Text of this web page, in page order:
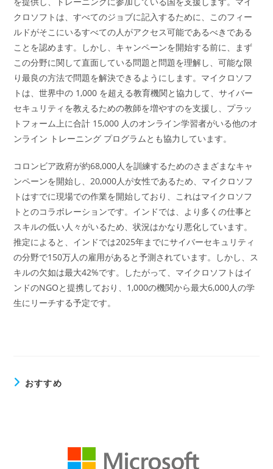
クロソフトは、すべてのジョブに記入するために、このフィー
ルドがそこにいるすべての人がアクセス可能であるべきである
ことを認めます。しかし、キャンペーンを開始する前に、まず
この分野に関して直面している問題と問題を理解し、可能な限
り最良の方法で問題を解決できるようにします。マイクロソフ
トは、世界中の 1,000 を超える教育機関と協力して、サイバー
セキュリティを教えるための教師を増やすのを支援し、プラッ
トフォーム上に合計 15,000 人のオンライン学習者がいる他のオ
ンライン トレーニング プログラムとも協力しています。
コロンビア政府が約68,000人を訓練するためのさまざまなキャ
ンペーンを開始し、20,000人が女性であるため、マイクロソフ
トはすでに現場での作業を開始しており、これはマイクロソフ
トとのコラボレーションです。インドでは、より多くの仕事と
スキルの低い人々がいるため、状況はかなり悪化しています。
推定によると、インドでは2025年までにサイバーセキュリティ
の分野で150万人の雇用があると予測されています。しかし、ス
キルの欠如は最大42%です。したがって、マイクロソフトはイ
ンドのNGOと提携しており、1,000の機関から最大6,000人の学
生にリーチする予定です。
おすすめ